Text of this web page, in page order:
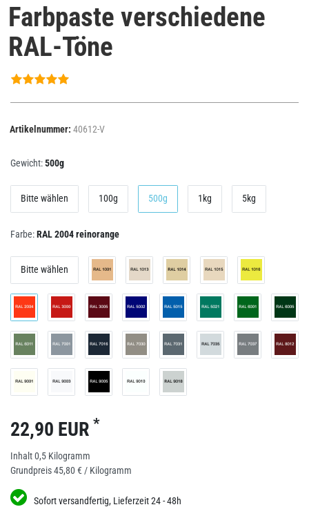
Farbpaste verschiedene
RAL-Töne
Artikelnummer: 40612-V
Gewicht:500g
Bitte wählen 100g 500g 1kg 5kg
Farbe:RAL 2004 reinorange
Bitte wählen
22,90 EUR *
Inhalt0,5 Kilogramm
Grundpreis45,80 € / Kilogramm
Sofort versandfertig, Lieferzeit 24 - 48h